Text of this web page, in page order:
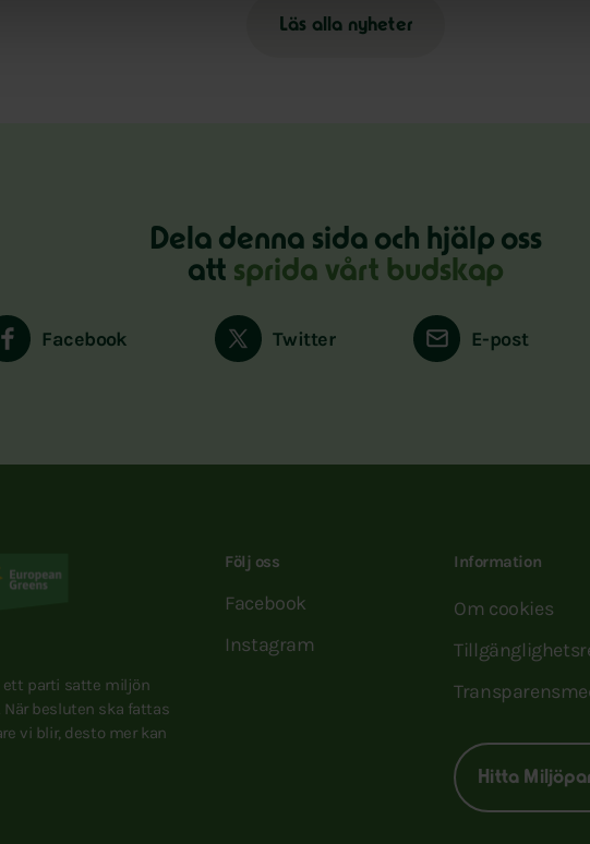
Läs alla nyheter
Dela denna sida och hjälp oss
att sprida vårt budskap
Facebook Twitter E-post
ett parti satte miljön
besluten ska fattas
vi blir, desto mer kan
Följ oss
Facebook
Instagram
Information
Om cookies
Hitta